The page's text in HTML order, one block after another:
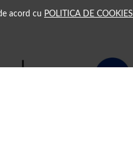
acord cu POLITICA DE COOKIES